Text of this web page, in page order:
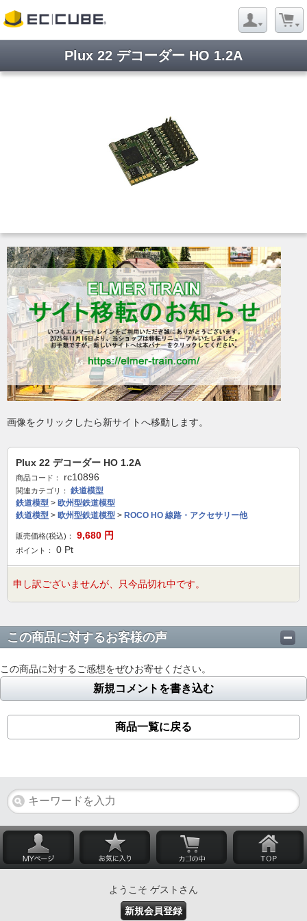
Plux 22 デコーダー HO 1.2A
画像をクリックしたら新サイトへ移動します。
Plux 22 デコーダー HO 1.2A
商品コード： rc10896
関連カテゴリ：
鉄道模型
鉄道模型 > 欧州型鉄道模型
鉄道模型 > 欧州型鉄道模型 > ROCO HO 線路・アクセサリー他
販売価格(税込)： 9,680 円
ポイント： 0 Pt
申し訳ございませんが、只今品切れ中です。
この商品に対するお客様の声
この商品に対するご感想をぜひお寄せください。
新規コメントを書き込む
商品一覧に戻る
ようこそ ゲストさん
新規会員登録